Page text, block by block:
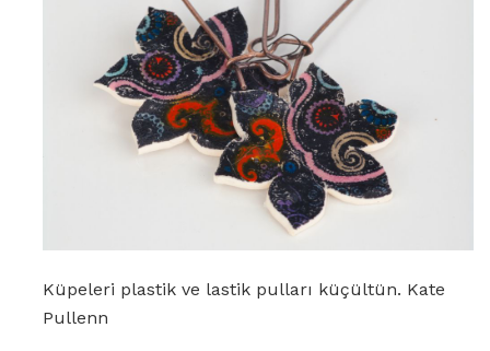
Küpeleri plastik ve lastik pulları küçültün. Kate
Pullenn